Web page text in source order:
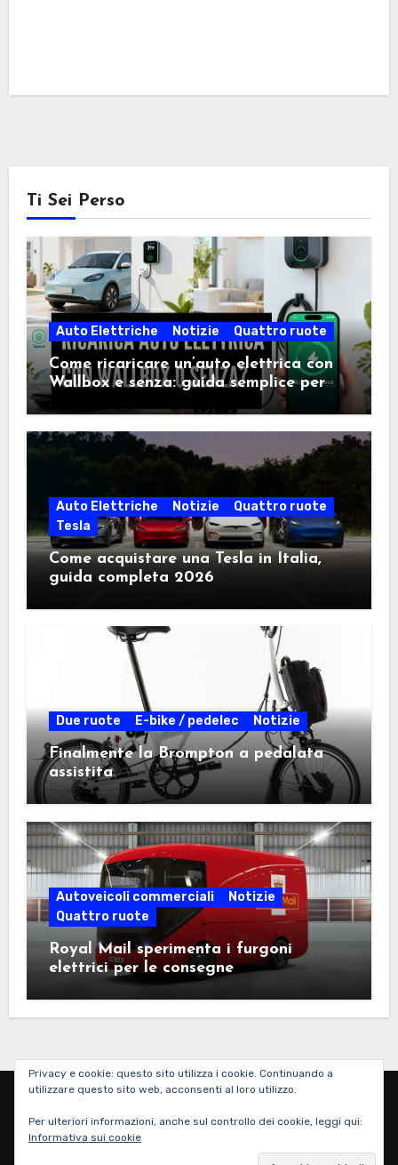
Ti Sei Perso
Auto Elettriche Notizie Quattro ruote
Come ricaricare un’auto elettrica con
Wallbox e senza: guida semplice per
scegliere la soluzione giusta
Auto Elettriche Notizie
Quattro ruote
Tesla
Come acquistare una Tesla in Italia,
guida completa 2026
Due ruote E-bike / pedelec Notizie
Finalmente la Brompton a pedalata
assistita
Autoveicoli commerciali
Notizie
Quattro ruote
Royal Mail sperimenta i furgoni
elettrici per le consegne
Corri Elettra Corri
Privacy e cookie: questo sito utilizza i cookie. Continuando a
utilizzare questo sito web, acconsenti al loro utilizzo.
Per ulteriori informazioni, anche sul controllo dei cookie, leggi qui:
Informativa sui cookie